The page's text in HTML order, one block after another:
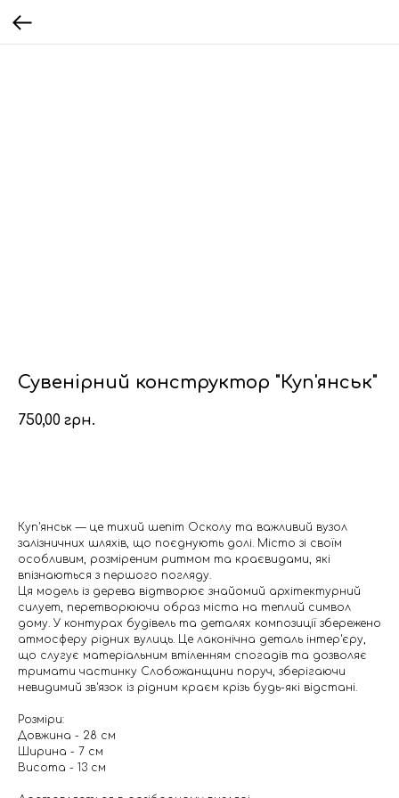
Сувенірний конструктор "Куп'янськ"
750,00 грн.
Куп'янськ — це тихий шепіт Осколу та важливий вузол
залізничних шляхів, що поєднують долі. Місто зі своїм
особливим, розміреним ритмом та краєвидами, які
впізнаються з першого погляду.
Ця модель із дерева відтворює знайомий архітектурний
силует, перетворюючи образ міста на теплий символ
дому. У контурах будівель та деталях композиції збережено
атмосферу рідних вулиць. Це лаконічна деталь інтер'єру,
що слугує матеріальним втіленням спогадів та дозволяє
тримати частинку Слобожанщини поруч, зберігаючи
невидимий зв'язок із рідним краєм крізь будь-які відстані.
Розміри:
Довжина - 28 см
Ширина - 7 см
Висота - 13 см